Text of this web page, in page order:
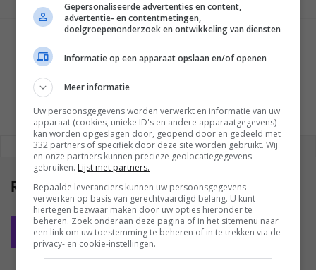
MARTIJN CHEL
REAGEREN REACTIES (0)
Reacties(0)
Plaats reactie
Gepersonaliseerde advertenties en content,
advertentie- en contentmetingen,
doelgroepenonderzoek en ontwikkeling van diensten
Informatie op een apparaat opslaan en/of openen
Meer informatie
Uw persoonsgegevens worden verwerkt en informatie van uw
apparaat (cookies, unieke ID's en andere apparaatgegevens)
kan worden opgeslagen door, geopend door en gedeeld met
332 partners of specifiek door deze site worden gebruikt. Wij
en onze partners kunnen precieze geolocatiegegevens
gebruiken. Lijst met partners.
Bepaalde leveranciers kunnen uw persoonsgegevens
verwerken op basis van gerechtvaardigd belang. U kunt
hiertegen bezwaar maken door uw opties hieronder te
beheren. Zoek onderaan deze pagina of in het sitemenu naar
een link om uw toestemming te beheren of in te trekken via de
privacy- en cookie-instellingen.